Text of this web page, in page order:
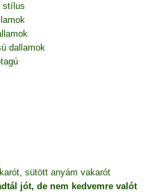
stílus
dallamok
sütött anyám vakarót
jót, de nem kedvemre valót